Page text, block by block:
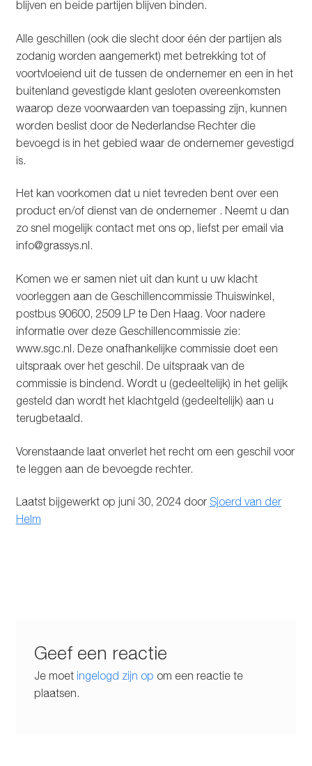
blijven en beide partijen blijven binden.
Alle geschillen (ook die slecht door één der partijen als
zodanig worden aangemerkt) met betrekking tot of
voortvloeiend uit de tussen de ondernemer en een in het
buitenland gevestigde klant gesloten overeenkomsten
waarop deze voorwaarden van toepassing zijn, kunnen
worden beslist door de Nederlandse Rechter die
bevoegd is in het gebied waar de ondernemer gevestigd
is.
Het kan voorkomen dat u niet tevreden bent over een
product en/of dienst van de ondernemer . Neemt u dan
zo snel mogelijk contact met ons op, liefst per email via
info@grassys.nl .
Komen we er samen niet uit dan kunt u uw klacht
voorleggen aan de Geschillencommissie Thuiswinkel,
postbus 90600, 2509 LP te Den Haag. Voor nadere
informatie over deze Geschillencommissie zie:
www.sgc.nl. Deze onafhankelijke commissie doet een
uitspraak over het geschil. De uitspraak van de
commissie is bindend. Wordt u (gedeeltelijk) in het gelijk
gesteld dan wordt het klachtgeld (gedeeltelijk) aan u
terugbetaald.
Vorenstaande laat onverlet het recht om een geschil voor
te leggen aan de bevoegde rechter.
Laatst bijgewerkt op juni 30, 2024 door Sjoerd van der
Helm
Geef een reactie
Je moet ingelogd zijn op om een reactie te
plaatsen.